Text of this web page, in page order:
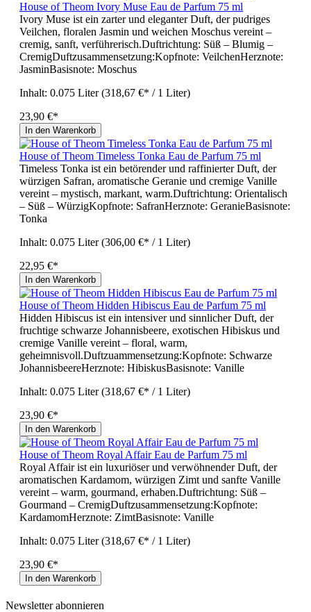
House of Theom Ivory Muse Eau de Parfum 75 ml
Ivory Muse ist ein zarter und eleganter Duft, der pudriges
Veilchen, floralen Jasmin und weichen Moschus vereint –
cremig, sanft, verführerisch.Duftrichtung: Süß – Blumig –
CremigDuftzusammensetzung:Kopfnote: VeilchenHerznote:
JasminBasisnote: Moschus
Inhalt: 0.075 Liter(318,67 €* / 1 Liter)
23,90 €*
In den Warenkorb
House of Theom Timeless Tonka Eau de Parfum 75 ml
Timeless Tonka ist ein betörender und raffinierter Duft, der
würzigen Safran, aromatische Geranie und cremige Vanille
vereint – mystisch, markant, warm.Duftrichtung: Orientalisch
– Süß – WürzigKopfnote: SafranHerznote: GeranieBasisnote:
Tonka
Inhalt: 0.075 Liter(306,00 €* / 1 Liter)
22,95 €*
In den Warenkorb
House of Theom Hidden Hibiscus Eau de Parfum 75 ml
Hidden Hibiscus ist ein intensiver und sinnlicher Duft, der
fruchtige schwarze Johannisbeere, exotischen Hibiskus und
cremige Vanille vereint – floral, warm,
geheimnisvoll.Duftzuammensetzung:Kopfnote: Schwarze
JohannisbeereHerznote: HibiskusBasisnote: Vanille
Inhalt: 0.075 Liter(318,67 €* / 1 Liter)
23,90 €*
In den Warenkorb
House of Theom Royal Affair Eau de Parfum 75 ml
Royal Affair ist ein luxuriöser und verwöhnender Duft, der
aromatischen Kardamom, würzigen Zimt und sanfte Vanille
vereint – warm, gourmand, erhaben.Duftrichtung: Süß –
Gourmand – CremigDuftzusammensetzung:Kopfnote:
KardamomHerznote: ZimtBasisnote: Vanille
Inhalt: 0.075 Liter(318,67 €* / 1 Liter)
23,90 €*
In den Warenkorb
Newsletter abonnieren